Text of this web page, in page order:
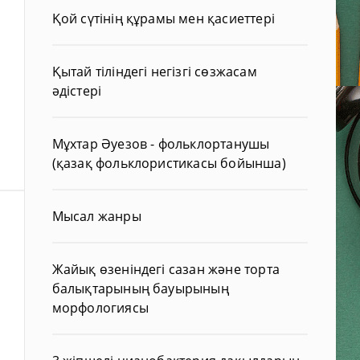
Қой сүтінің құрамы мен қасиеттері
Қытай тіліндегі негізгі сөзжасам
әдістері
Мұхтар Әуезов - фольклортанушы
(қазақ фольклористикасы бойынша)
Мысал жанры
Жайық өзеніндегі сазан және торта
балықтарының бауырының
морфологиясы